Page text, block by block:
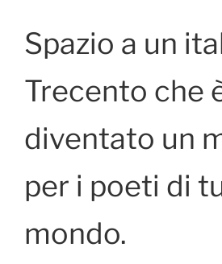
o
k
n
Spazio a un
Trecento che
diventato un
per i poeti di
mondo.